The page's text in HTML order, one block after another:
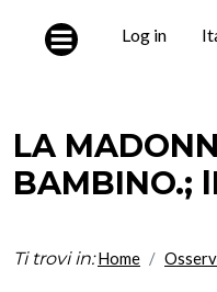
User
Log in
LA
BAMBINO.;
Ti trovi in: Home